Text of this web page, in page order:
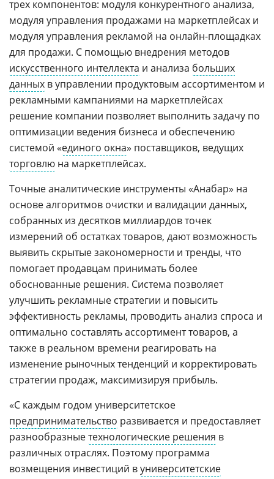
трех компонентов: модуля конкурентного анализа,
модуля управления продажами на маркетплейсах и
модуля управления рекламой на онлайн-площадках
для продажи. С помощью внедрения методов
искусственного интеллекта и анализа больших
данных в управлении продуктовым ассортиментом и
рекламными кампаниями на маркетплейсах
решение компании позволяет выполнить задачу по
оптимизации ведения бизнеса и обеспечению
системой «единого окна» поставщиков, ведущих
торговлю на маркетплейсах.
Точные аналитические инструменты «Анабар» на
основе алгоритмов очистки и валидации данных,
собранных из десятков миллиардов точек
измерений об остатках товаров, дают возможность
выявить скрытые закономерности и тренды, что
помогает продавцам принимать более
обоснованные решения. Система позволяет
улучшить рекламные стратегии и повысить
эффективность рекламы, проводить анализ спроса и
оптимально составлять ассортимент товаров, а
также в реальном времени реагировать на
изменение рыночных тенденций и корректировать
стратегии продаж, максимизируя прибыль.
«С каждым годом университетское
предпринимательство развивается и предоставляет
разнообразныетехнологические решения в
различных отраслях. Поэтому программа
возмещения инвестиций вуниверситетские